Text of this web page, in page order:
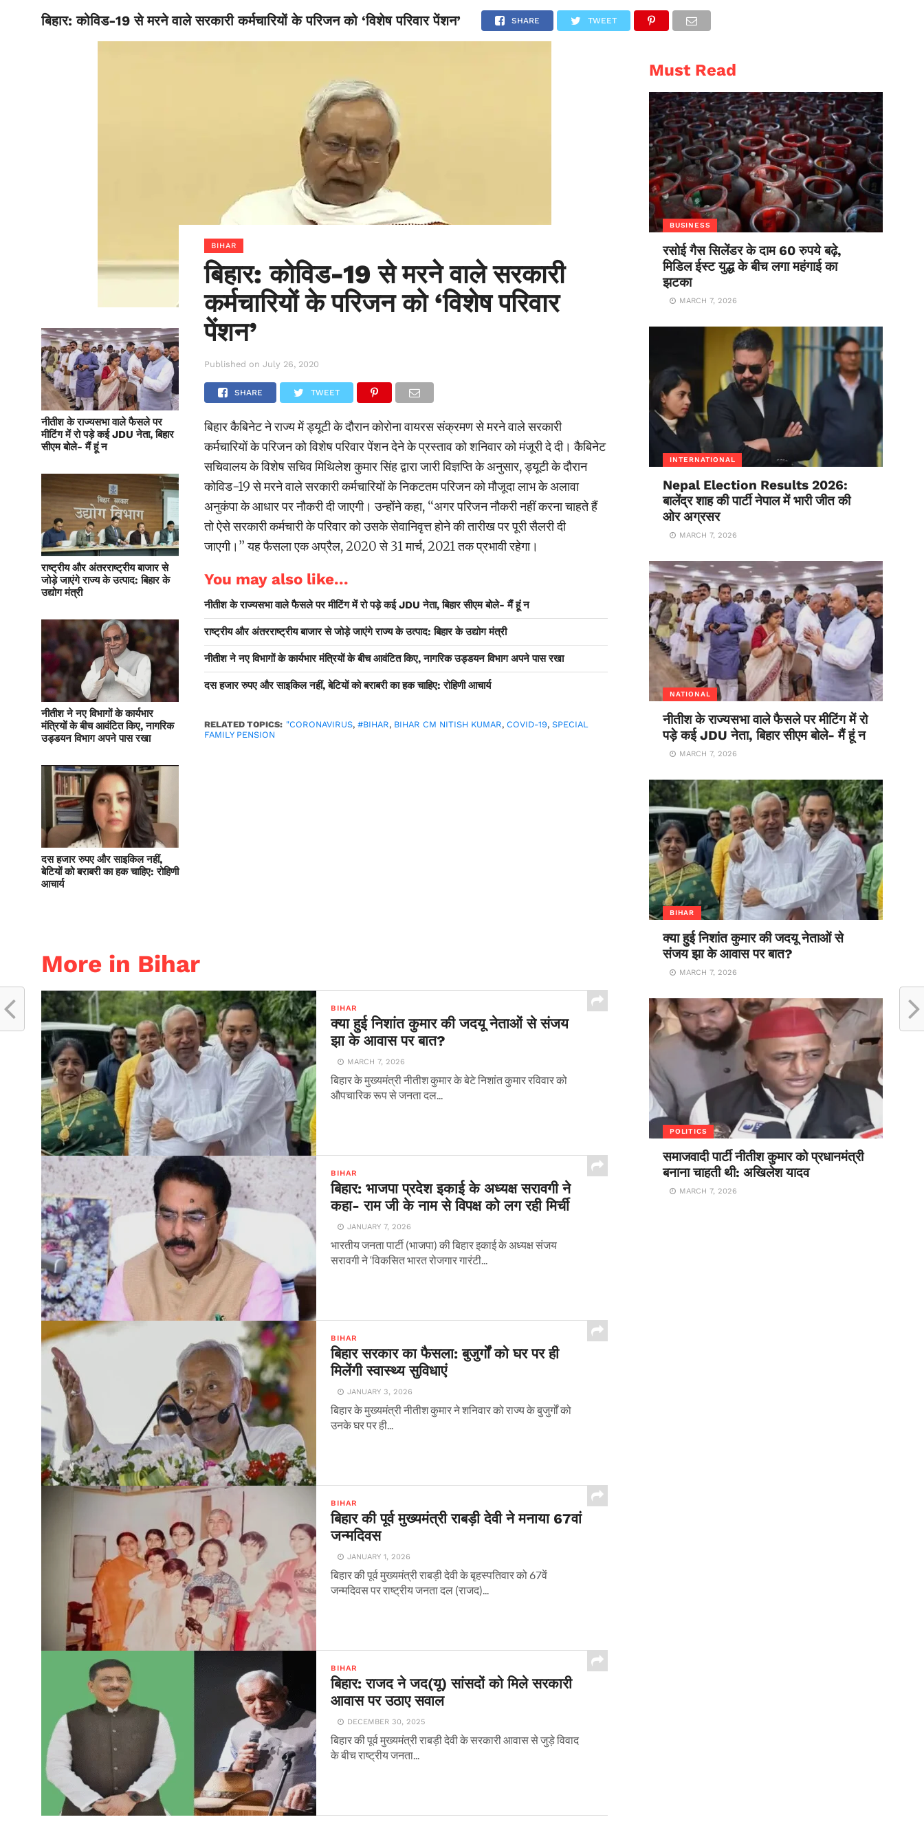
BIHAR NATIONAL SPORTS SCIENCE POLITICS INTERNATIONAL ENTERTAINMENT
बिहार: कोविड-19 से मरने वाले सरकारी कर्मचारियों के परिजन को ‘विशेष परिवार पेंशन’ SHARE TWEET
नीतीश के राज्यसभा वाले फैसले पर
मीटिंग में रो पड़े कई JDU नेता, बिहार
सीएम बोले- मैं हूं न
राष्ट्रीय और अंतरराष्ट्रीय बाजार से
जोड़े जाएंगे राज्य के उत्पाद: बिहार के
उद्योग मंत्री
नीतीश ने नए विभागों के कार्यभार
मंत्रियों के बीच आवंटित किए, नागरिक
उड्डयन विभाग अपने पास रखा
दस हजार रुपए और साइकिल नहीं,
बेटियों को बराबरी का हक चाहिए: रोहिणी
आचार्य
BIHAR
बिहार: कोविड-19 से मरने वाले सरकारी
कर्मचारियों के परिजन को ‘विशेष परिवार
पेंशन’
Published on July 26, 2020
SHARE TWEET
बिहार कैबिनेट ने राज्य में ड्यूटी के दौरान कोरोना वायरस संक्रमण से मरने वाले सरकारी
कर्मचारियों के परिजन को विशेष परिवार पेंशन देने के प्रस्ताव को शनिवार को मंजूरी दे दी। कैबिनेट
सचिवालय के विशेष सचिव मिथिलेश कुमार सिंह द्वारा जारी विज्ञप्ति के अनुसार, ड्यूटी के दौरान
कोविड-19 से मरने वाले सरकारी कर्मचारियों के निकटतम परिजन को मौजूदा लाभ के अलावा
अनुकंपा के आधार पर नौकरी दी जाएगी। उन्होंने कहा, ‘‘अगर परिजन नौकरी नहीं करना चाहते हैं
तो ऐसे सरकारी कर्मचारी के परिवार को उसके सेवानिवृत्त होने की तारीख पर पूरी सैलरी दी
जाएगी।’’ यह फैसला एक अप्रैल, 2020 से 31 मार्च, 2021 तक प्रभावी रहेगा।
You may also like...
नीतीश के राज्यसभा वाले फैसले पर मीटिंग में रो पड़े कई JDU नेता, बिहार सीएम बोले- मैं हूं न
राष्ट्रीय और अंतरराष्ट्रीय बाजार से जोड़े जाएंगे राज्य के उत्पाद: बिहार के उद्योग मंत्री
नीतीश ने नए विभागों के कार्यभार मंत्रियों के बीच आवंटित किए, नागरिक उड्डयन विभाग अपने पास रखा
दस हजार रुपए और साइकिल नहीं, बेटियों को बराबरी का हक चाहिए: रोहिणी आचार्य
RELATED TOPICS: "CORONAVIRUS,#BIHAR, BIHAR CM NITISH KUMAR,COVID-19,SPECIAL
FAMILY PENSION
More in Bihar
BIHAR
क्या हुई निशांत कुमार की जदयू नेताओं से संजय
झा के आवास पर बात?
MARCH 7, 2026
बिहार के मुख्यमंत्री नीतीश कुमार के बेटे निशांत कुमार रविवार को
औपचारिक रूप से जनता दल...
BIHAR
बिहार: भाजपा प्रदेश इकाई के अध्यक्ष सरावगी ने
कहा- राम जी के नाम से विपक्ष को लग रही मिर्ची
JANUARY 7, 2026
भारतीय जनता पार्टी (भाजपा) की बिहार इकाई के अध्यक्ष संजय
सरावगी ने ‘विकसित भारत रोजगार गारंटी...
BIHAR
बिहार सरकार का फैसला: बुजुर्गों को घर पर ही
मिलेंगी स्वास्थ्य सुविधाएं
JANUARY 3, 2026
बिहार के मुख्यमंत्री नीतीश कुमार ने शनिवार को राज्य के बुजुर्गों को
उनके घर पर ही...
BIHAR
बिहार की पूर्व मुख्यमंत्री राबड़ी देवी ने मनाया 67वां
जन्मदिवस
JANUARY 1, 2026
बिहार की पूर्व मुख्यमंत्री राबड़ी देवी के बृहस्पतिवार को 67वें
जन्मदिवस पर राष्ट्रीय जनता दल (राजद)...
BIHAR
बिहार: राजद ने जद(यू) सांसदों को मिले सरकारी
आवास पर उठाए सवाल
DECEMBER 30, 2025
बिहार की पूर्व मुख्यमंत्री राबड़ी देवी के सरकारी आवास से जुड़े विवाद
के बीच राष्ट्रीय जनता...
Must Read
BUSINESS
रसोई गैस सिलेंडर के दाम 60 रुपये बढ़े,
मिडिल ईस्ट युद्ध के बीच लगा महंगाई का
झटका
MARCH 7, 2026
INTERNATIONAL
Nepal Election Results 2026:
बालेंद्र शाह की पार्टी नेपाल में भारी जीत की
ओर अग्रसर
MARCH 7, 2026
NATIONAL
नीतीश के राज्यसभा वाले फैसले पर मीटिंग में रो
पड़े कई JDU नेता, बिहार सीएम बोले- मैं हूं न
MARCH 7, 2026
BIHAR
क्या हुई निशांत कुमार की जदयू नेताओं से
संजय झा के आवास पर बात?
MARCH 7, 2026
POLITICS
समाजवादी पार्टी नीतीश कुमार को प्रधानमंत्री
बनाना चाहती थी: अखिलेश यादव
MARCH 7, 2026